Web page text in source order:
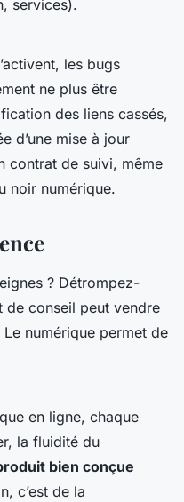
services).
les bugs
ne plus être
des liens cassés,
d’une mise à jour
contrat de suivi, même
noir numérique.
? Détrompez-
de conseil peut vendre
numérique permet de
en ligne, chaque
la fluidité du
bien conçue
c’est de la